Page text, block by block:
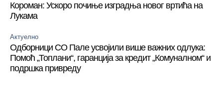
Короман: Ускоро почиње изградња новог вртића на
Лукама
Актуелно
Одборници СО Пале усвојили више важних одлука:
Помоћ „Топлани“, гаранција за кредит „Комуналном“ и
подршка привреду